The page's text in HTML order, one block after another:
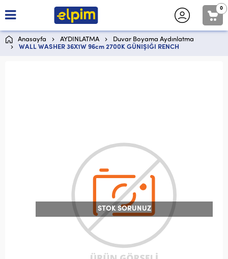
0
Anasayfa AYDINLATMA
Duvar Boyama Aydınlatma
WALL WASHER 36X1W 96cm 2700K GÜNIŞIĞI RENCH
STOK SORUNUZ